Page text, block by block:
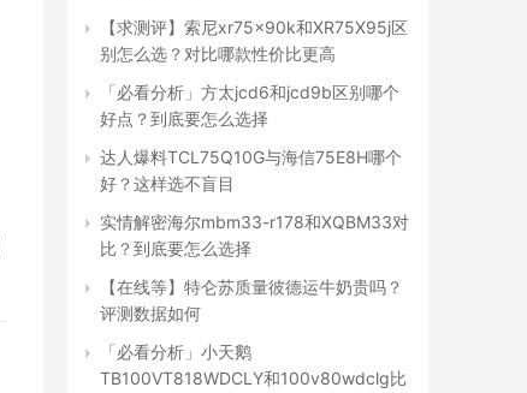
【求测评】索尼xr75x90k和XR75X95j区
别怎么选？对比哪款性价比更高
「必看分析」方太jcd6和jcd9b区别哪个
好点？到底要怎么选择
达人爆料TCL75Q10G与海信75E8H哪个
好？这样选不盲目
实情解密海尔mbm33-r178和XQBM33对
比？到底要怎么选择
【在线等】特仑苏质量彼德运牛奶贵吗？
评测数据如何
「必看分析」小天鹅
TB100VT818WDCLY和100v80wdclg比